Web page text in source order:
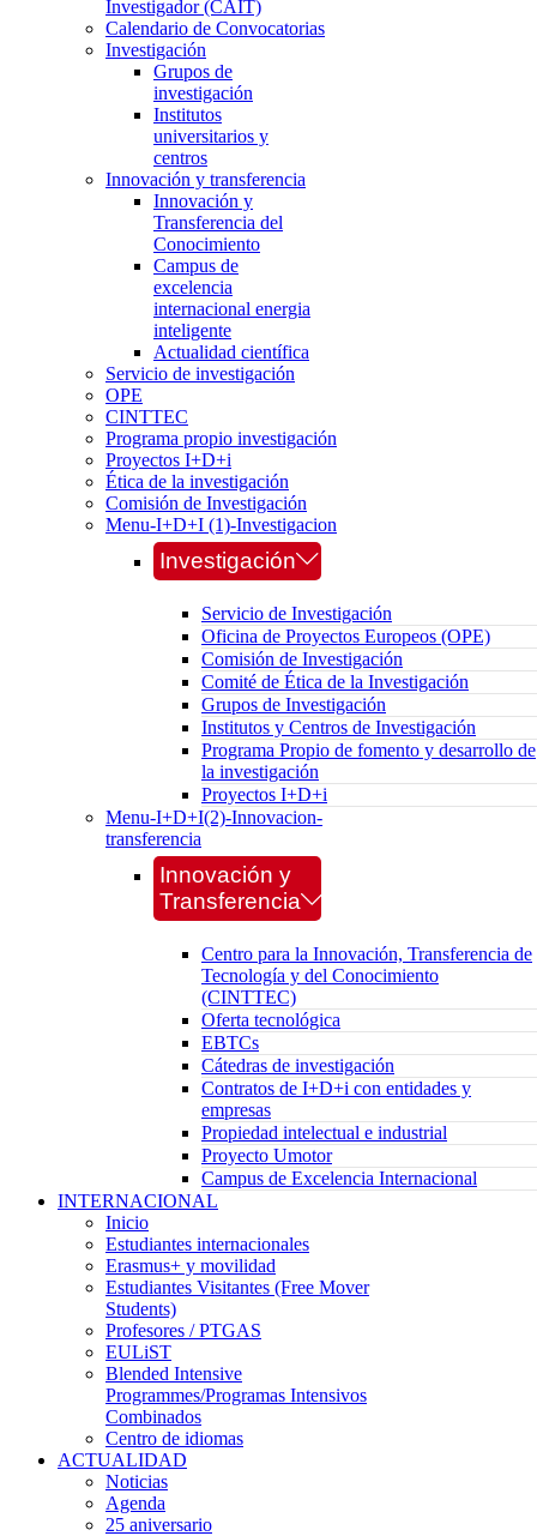
Investigador (CAIT)
Calendario de Convocatorias
Investigación
Grupos de
investigación
Institutos
universitarios y
centros
Innovación y transferencia
Innovación y
Transferencia del
Conocimiento
Campus de
excelencia
internacional energia
inteligente
Actualidad científica
Servicio de investigación
OPE
CINTTEC
Programa propio investigación
Proyectos I+D+i
Ética de la investigación
Comisión de Investigación
Menu-I+D+I (1)-Investigacion
Investigación
Servicio de Investigación
Oficina de Proyectos Europeos (OPE)
Comisión de Investigación
Comité de Ética de la Investigación
Grupos de Investigación
Institutos y Centros de Investigación
Programa Propio de fomento y desarrollo de
la investigación
Proyectos I+D+i
Menu-I+D+I(2)-Innovacion-
transferencia
Innovación y
Transferencia
Centro para la Innovación, Transferencia de
Tecnología y del Conocimiento
(CINTTEC)
Oferta tecnológica
EBTCs
Cátedras de investigación
Contratos de I+D+i con entidades y
empresas
Propiedad intelectual e industrial
Proyecto Umotor
Campus de Excelencia Internacional
INTERNACIONAL
Inicio
Estudiantes internacionales
Erasmus+ y movilidad
Estudiantes Visitantes (Free Mover
Students)
Profesores / PTGAS
EULiST
Blended Intensive
Programmes/Programas Intensivos
Combinados
Centro de idiomas
ACTUALIDAD
Noticias
Agenda
25 aniversario